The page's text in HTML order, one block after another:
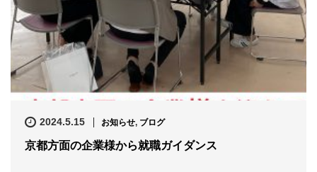
2024.5.15 お知らせ, ブログ
京都方面の企業様から就職ガイダンス